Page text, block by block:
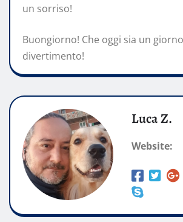
un sorriso!
Buongiorno! Che oggi sia un
divertimento!
Luca Z.
Website: